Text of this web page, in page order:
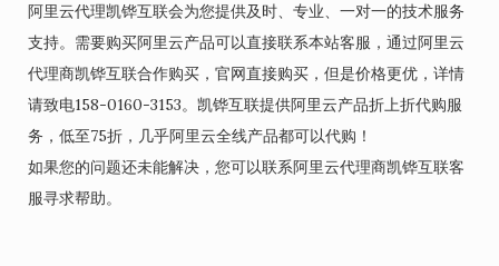
阿里云代理凯铧互联会为您提供及时、专业、一对一的技术服务
支持。需要购买阿里云产品可以直接联系本站客服，通过阿里云
代理商凯铧互联合作购买，官网直接购买，但是价格更优，详情
请致电158-0160-3153。凯铧互联提供阿里云产品折上折代购服
务，低至75折，几乎阿里云全线产品都可以代购！
如果您的问题还未能解决，您可以联系阿里云代理商凯铧互联客
服寻求帮助。